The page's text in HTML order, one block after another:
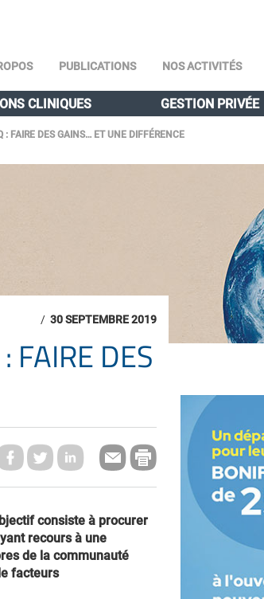
PUBLICATIONS NOS ACTIVITÉS
CLINIQUES GESTION PRIVÉE
FAIRE DES GAINS… ET UNE DIFFÉRENCE
/ 30 SEPTEMBRE 2019
FAIRE DES
consiste à procurer
recours à une
de la communauté
facteurs